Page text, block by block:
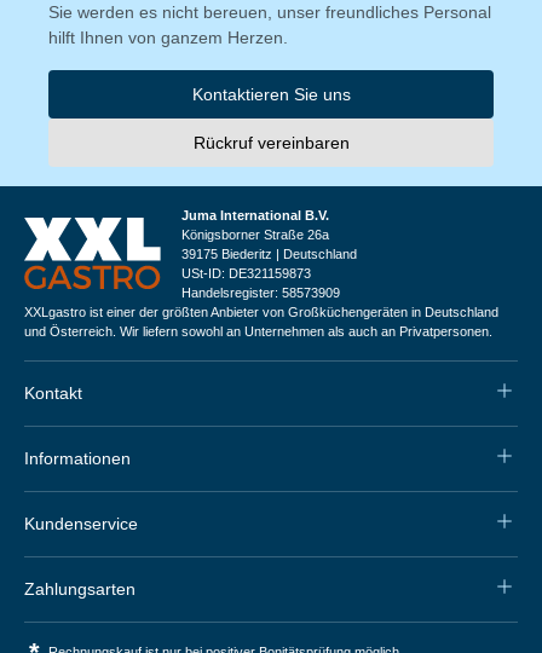
Sie werden es nicht bereuen, unser freundliches Personal
hilft Ihnen von ganzem Herzen.
Kontaktieren Sie uns
Rückruf vereinbaren
Juma International B.V.
Königsborner Straße 26a
39175 Biederitz | Deutschland
USt-ID: DE321159873
Handelsregister: 58573909
XXLgastro ist einer der größten Anbieter von Großküchengeräten in Deutschland
und Österreich. Wir liefern sowohl an Unternehmen als auch an Privatpersonen.
Kontakt
Informationen
Kundenservice
Zahlungsarten